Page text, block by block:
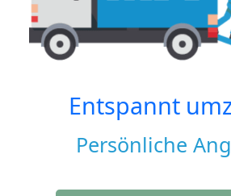
Entspannt
Persönliche